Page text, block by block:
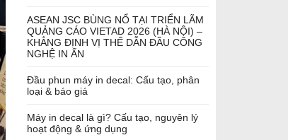
ASEAN JSC BÙNG NỔ TẠI TRIỂN LÃM
QUẢNG CÁO VIETAD 2026 (HÀ NỘI) –
KHẲNG ĐỊNH VỊ THẾ DẪN ĐẦU CÔNG
NGHỆ IN ẤN
Đầu phun máy in decal: Cấu tạo, phân
loại & báo giá
Máy in decal là gì? Cấu tạo, nguyên lý
hoạt động & ứng dụng